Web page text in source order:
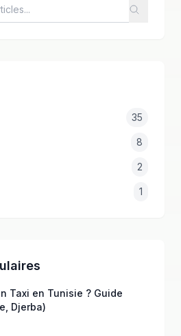
35
8
2
1
Taxi en Tunisie ? Guide
Djerba)